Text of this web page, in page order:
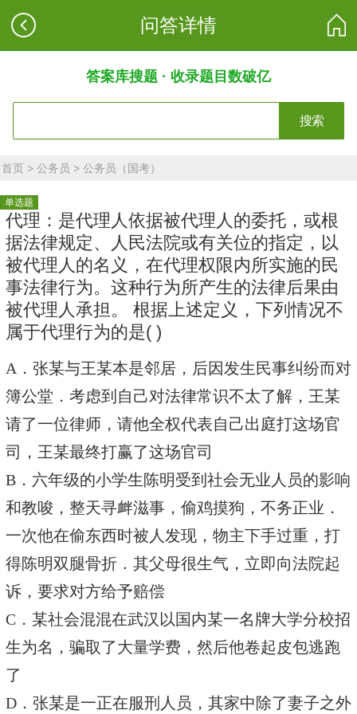
问答详情
答案库搜题 · 收录题目数破亿
搜索
首页 >公务员 >公务员（国考）
单选题
代理：是代理人依据被代理人的委托，或根
据法律规定、人民法院或有关位的指定，以
被代理人的名义，在代理权限内所实施的民
事法律行为。这种行为所产生的法律后果由
被代理人承担。 根据上述定义，下列情况不
属于代理行为的是( )
A．张某与王某本是邻居，后因发生民事纠纷而对
簿公堂．考虑到自己对法律常识不太了解，王某
请了一位律师，请他全权代表自己出庭打这场官
司，王某最终打赢了这场官司
B．六年级的小学生陈明受到社会无业人员的影响
和教唆，整天寻衅滋事，偷鸡摸狗，不务正业．
一次他在偷东西时被人发现，物主下手过重，打
得陈明双腿骨折．其父母很生气，立即向法院起
诉，要求对方给予赔偿
C．某社会混混在武汉以国内某一名牌大学分校招
生为名，骗取了大量学费，然后他卷起皮包逃跑
了
D．张某是一正在服刑人员，其家中除了妻子之外